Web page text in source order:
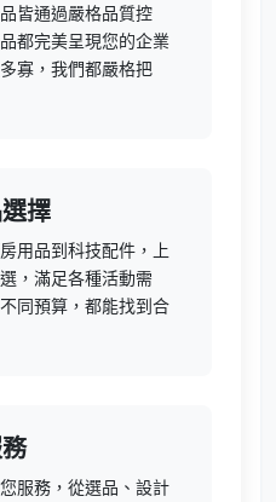
皆通過嚴格品質控
都完美呈現您的企業
寡，我們都嚴格把
擇
用品到科技配件，上
，滿足各種活動需
同預算，都能找到合
服務，從選品、設計